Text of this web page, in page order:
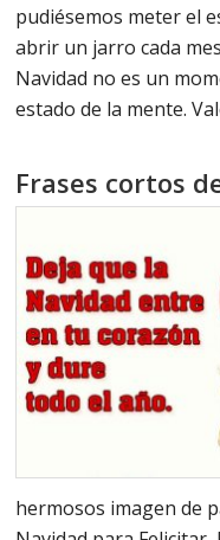
pudiésemos meter el
abrir un jarro cada
Navidad no es un
estado de la mente.
Frases cortos
hermosos imagen de